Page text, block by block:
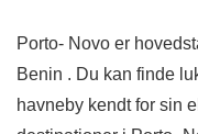
Porto- Novo er
Benin . Du kan finde
havneby kendt for sin